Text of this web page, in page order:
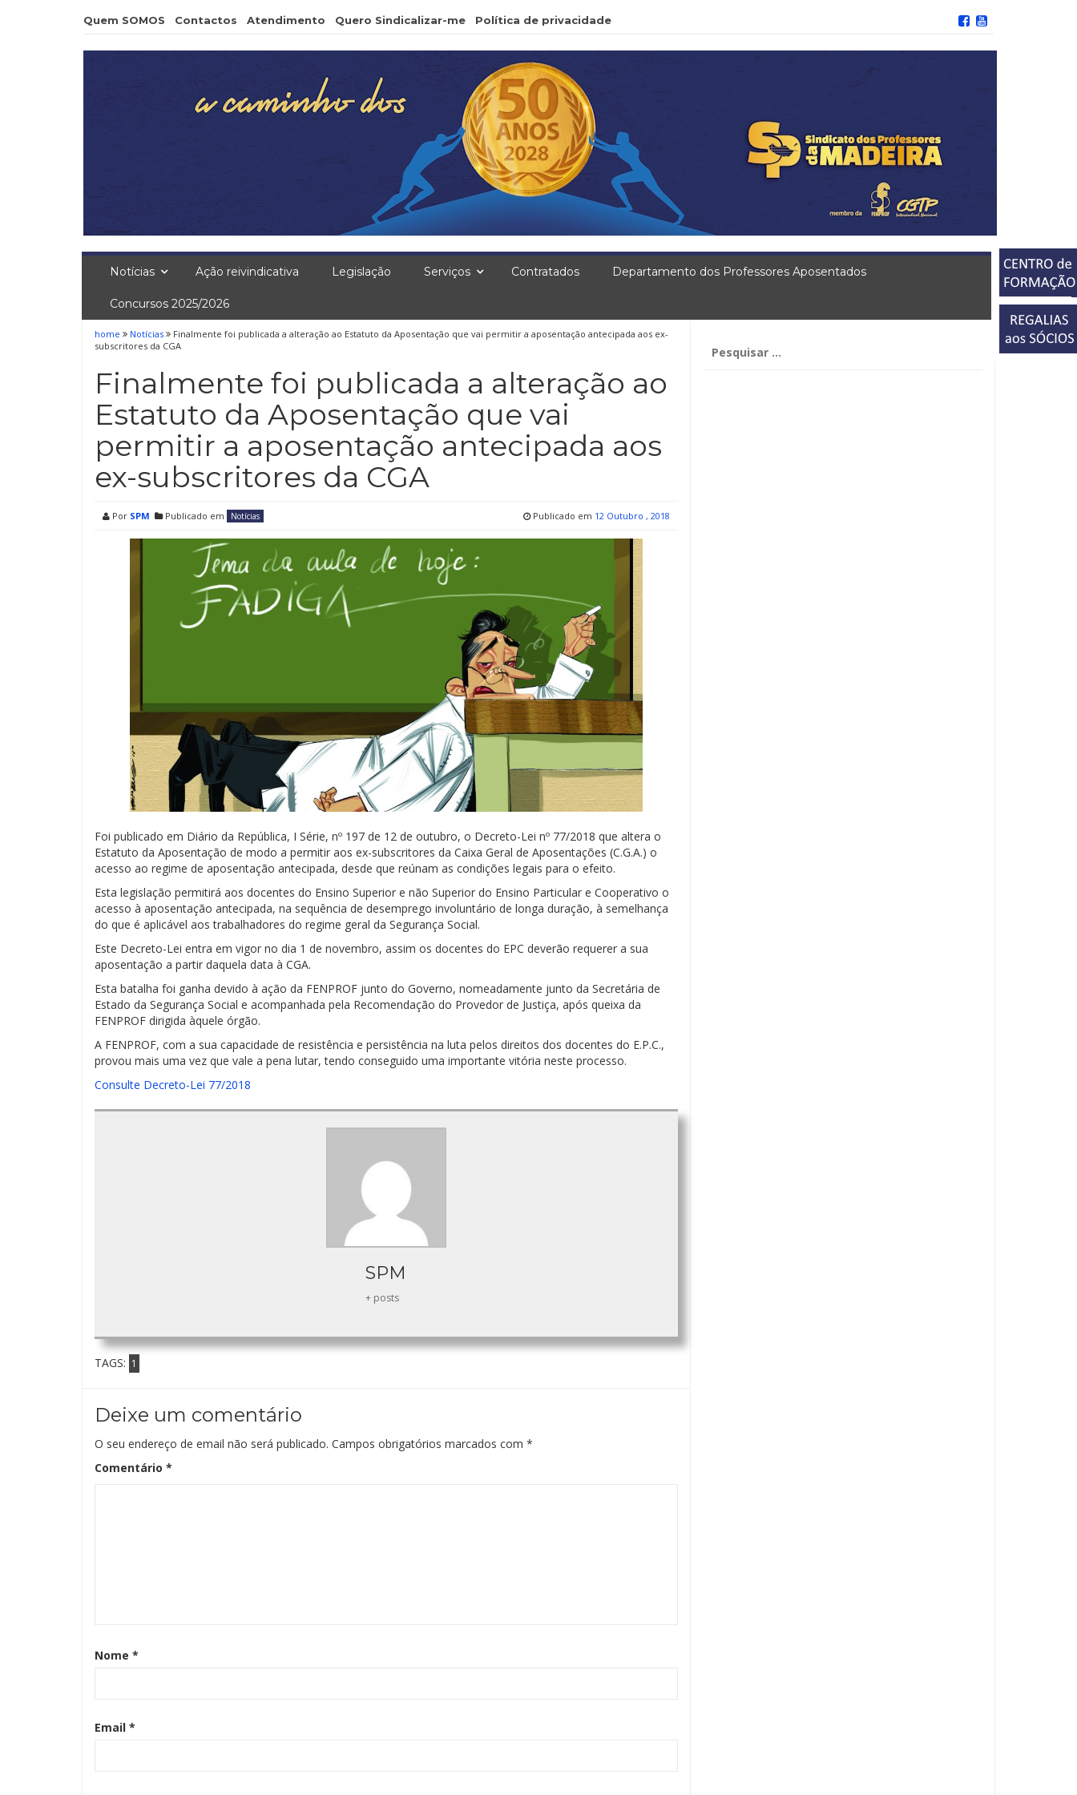
Quem SOMOS Contactos Atendimento Quero Sindicalizar-me Política de privacidade
Notícias Ação reivindicativa Legislação Serviços Contratados Departamento dos Professores Aposentados
Concursos 2025/2026
home Notícias
Finalmente foi publicada a alteração ao Estatuto da Aposentação que vai permitir a aposentação antecipada aos ex-
subscritores da CGA
Finalmente foi publicada a alteração ao
Estatuto da Aposentação que vai
permitir a aposentação antecipada aos
ex-subscritores da CGA
Por SPM Publicado em Notícias Publicado em 12 Outubro , 2018
Foi publicado em Diário da República, I Série, nº 197 de 12 de outubro, o Decreto-Lei nº 77/2018 que altera o
Estatuto da Aposentação de modo a permitir aos ex-subscritores da Caixa Geral de Aposentações (C.G.A.) o
acesso ao regime de aposentação antecipada, desde que reúnam as condições legais para o efeito.
Esta legislação permitirá aos docentes do Ensino Superior e não Superior do Ensino Particular e Cooperativo o
acesso à aposentação antecipada, na sequência de desemprego involuntário de longa duração, à semelhança
do que é aplicável aos trabalhadores do regime geral da Segurança Social.
Este Decreto-Lei entra em vigor no dia 1 de novembro, assim os docentes do EPC deverão requerer a sua
aposentação a partir daquela data à CGA.
Esta batalha foi ganha devido à ação da FENPROF junto do Governo, nomeadamente junto da Secretária de
Estado da Segurança Social e acompanhada pela Recomendação do Provedor de Justiça, após queixa da
FENPROF dirigida àquele órgão.
A FENPROF, com a sua capacidade de resistência e persistência na luta pelos direitos dos docentes do E.P.C.,
provou mais uma vez que vale a pena lutar, tendo conseguido uma importante vitória neste processo.
Consulte Decreto-Lei 77/2018
SPM
+ posts
TAGS: 1
Deixe um comentário
O seu endereço de email não será publicado. Campos obrigatórios marcados com *
Comentário *
Nome *
Email *
por: